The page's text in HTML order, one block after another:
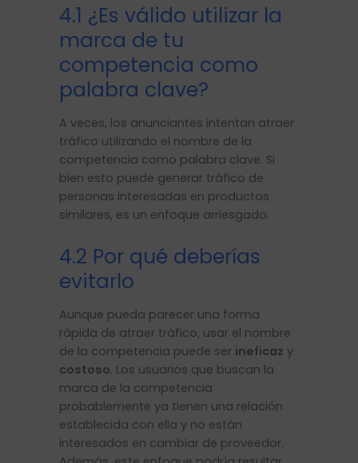
4.1 ¿Es válido utilizar la
marca de tu
competencia como
palabra clave?
A veces, los anunciantes intentan atraer
tráfico utilizando el nombre de la
competencia como palabra clave. Si
bien esto puede generar tráfico de
personas interesadas en productos
similares, es un enfoque arriesgado.
4.2 Por qué deberías
evitarlo
Aunque pueda parecer una forma
rápida de atraer tráfico, usar el nombre
de la competencia puede ser ineficaz y
costoso. Los usuarios que buscan la
marca de la competencia
probablemente ya tienen una relación
establecida con ella y no están
interesados en cambiar de proveedor.